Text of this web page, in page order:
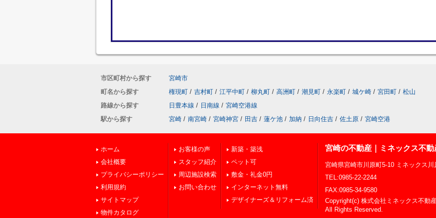
市区町村から探す
宮崎市
町名から探す
権現町 / 吉村町 / 江平中町 / 柳丸町 / 高洲町 / 潮見町 / 永楽町 / 城ケ崎 / 宮田町 / 松山
路線から探す
日豊本線 / 日南線 / 宮崎空港線
駅から探す
宮崎 / 南宮崎 / 宮崎神宮 / 田吉 / 蓮ケ池 / 加納 / 日向住吉 / 佐土原 / 宮崎空港
ホーム
会社概要
プライバシーポリシー
利用規約
サイトマップ
物件カタログ
お客様の声
スタッフ紹介
周辺施設検索
お問い合わせ
新築・築浅
ペット可
敷金・礼金0円
インターネット無料
デザイナーズ＆リフォーム済
宮崎の不動産｜ミネックス不動
宮崎県宮崎市川原町5-10 ミネックス
TEL:0985-22-2244
FAX:0985-34-9580
Copyright(c) 株式会社ミネックス不動
All Rights Reserved.